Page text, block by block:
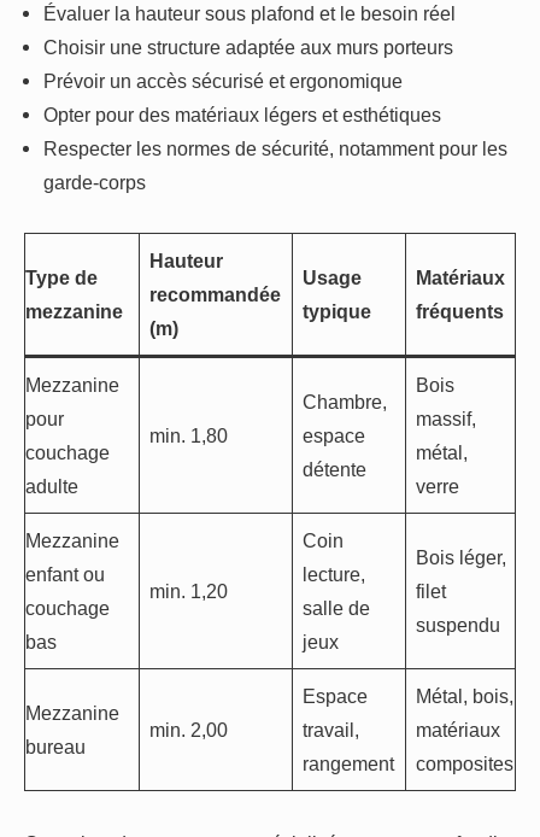
Évaluer la hauteur sous plafond et le besoin réel
Choisir une structure adaptée aux murs porteurs
Prévoir un accès sécurisé et ergonomique
Opter pour des matériaux légers et esthétiques
Respecter les normes de sécurité, notamment pour les
garde-corps
Type de
mezzanine
Hauteur
recommandée
(m)
Usage
typique
Matériaux
fréquents
Mezzanine
pour
couchage
adulte
min. 1,80
Chambre,
espace
détente
Bois
massif,
métal,
verre
Mezzanine
enfant ou
couchage
bas
min. 1,20
Coin
lecture,
salle de
jeux
Bois léger,
filet
suspendu
Mezzanine
bureau
min. 2,00
Espace
travail,
rangement
Métal, bois,
matériaux
composites